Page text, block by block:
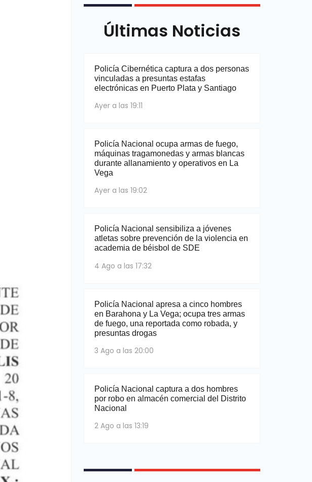
Últimas Noticias
Policía Cibernética captura a dos personas
vinculadas a presuntas estafas
electrónicas en Puerto Plata y Santiago
Ayer a las 19:11
Policía Nacional ocupa armas de fuego,
máquinas tragamonedas y armas blancas
durante allanamiento y operativos en La
Vega
Ayer a las 19:02
Policía Nacional sensibiliza a jóvenes
atletas sobre prevención de la violencia en
academia de béisbol de SDE
4 Ago a las 17:32
Policía Nacional apresa a cinco hombres
en Barahona y La Vega; ocupa tres armas
de fuego, una reportada como robada, y
presuntas drogas
3 Ago a las 20:00
Policía Nacional captura a dos hombres
por robo en almacén comercial del Distrito
Nacional
2 Ago a las 13:19